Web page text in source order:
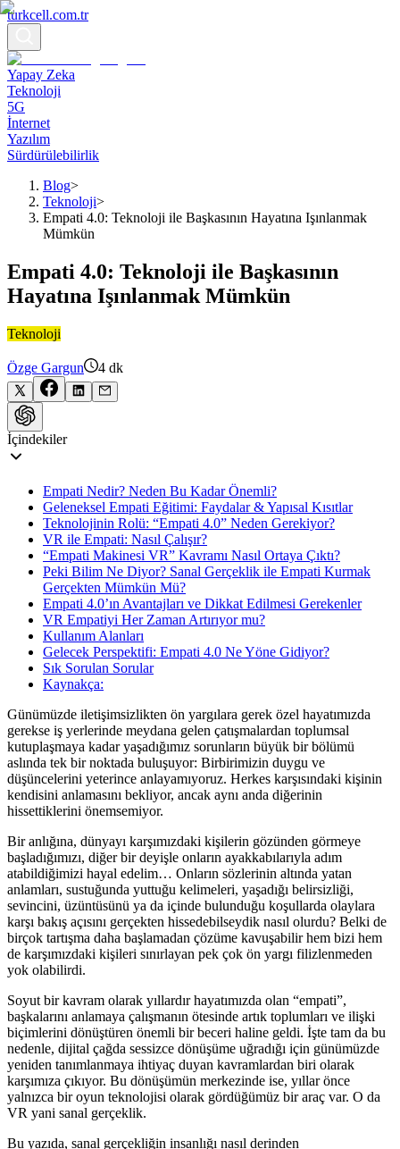
turkcell.com.tr
Yapay Zeka
Teknoloji
5G
İnternet
Yazılım
Sürdürülebilirlik
Blog>
Teknoloji>
Empati 4.0: Teknoloji ile Başkasının Hayatına Işınlanmak
Mümkün
Empati 4.0: Teknoloji ile Başkasının
Hayatına Işınlanmak Mümkün
Teknoloji
Özge Gargun 4 dk
İçindekiler
Empati Nedir? Neden Bu Kadar Önemli?
Geleneksel Empati Eğitimi: Faydalar & Yapısal Kısıtlar
Teknolojinin Rolü: “Empati 4.0” Neden Gerekiyor?
VR ile Empati: Nasıl Çalışır?
“Empati Makinesi VR” Kavramı Nasıl Ortaya Çıktı?
Peki Bilim Ne Diyor? Sanal Gerçeklik ile Empati Kurmak
Gerçekten Mümkün Mü?
Empati 4.0’ın Avantajları ve Dikkat Edilmesi Gerekenler
VR Empatiyi Her Zaman Artırıyor mu?
Kullanım Alanları
Gelecek Perspektifi: Empati 4.0 Ne Yöne Gidiyor?
Sık Sorulan Sorular
Kaynakça:
​Günümüzde iletişimsizlikten ön yargılara gerek özel hayatımızda
gerekse iş yerlerinde meydana gelen çatışmalardan toplumsal
kutuplaşmaya kadar yaşadığımız sorunların büyük bir bölümü
aslında tek bir noktada buluşuyor: Birbirimizin duygu ve
düşüncelerini yeterince anlayamıyoruz. Herkes karşısındaki kişinin
kendisini anlamasını bekliyor, ancak aynı anda diğerinin
hissettiklerini önemsemiyor.
Bir anlığına, dünyayı karşımızdaki kişilerin gözünden görmeye
başladığımızı, diğer bir deyişle onların ayakkabılarıyla adım
atabildiğimizi hayal edelim… Onların sözlerinin altında yatan
anlamları, sustuğunda yuttuğu kelimeleri, yaşadığı belirsizliği,
sevincini, üzüntüsünü ya da içinde bulunduğu koşullarda olaylara
karşı bakış açısını gerçekten hissedebilseydik nasıl olurdu? Belki de
birçok tartışma daha başlamadan çözüme kavuşabilir hem bizi hem
de karşımızdaki kişileri sınırlayan pek çok ön yargı filizlenmeden
yok olabilirdi.
Soyut bir kavram olarak yıllardır hayatımızda olan “empati”,
başkalarını anlamaya çalışmanın ötesinde artık toplumları ve ilişki
biçimlerini dönüştüren önemli bir beceri haline geldi. İşte tam da bu
nedenle, dijital çağda sessizce dönüşüme uğradığı için günümüzde
yeniden tanımlanmaya ihtiyaç duyan kavramlardan biri olarak
karşımıza çıkıyor. Bu dönüşümün merkezinde ise, yıllar önce
yalnızca bir oyun teknolojisi olarak gördüğümüz bir araç var. O da
VR yani sanal gerçeklik.
Bu yazıda, sanal gerçekliğin insanlığı nasıl derinden